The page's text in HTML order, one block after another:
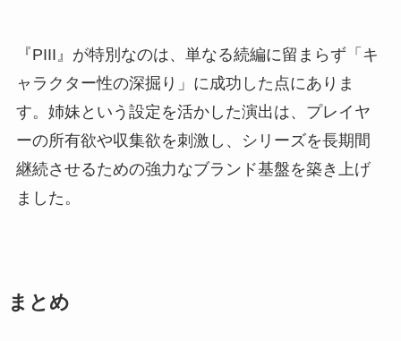
『PIII』が特別なのは、単なる続編に留まらず「キ
ャラクター性の深掘り」に成功した点にありま
す。姉妹という設定を活かした演出は、プレイヤ
ーの所有欲や収集欲を刺激し、シリーズを長期間
継続させるための強力なブランド基盤を築き上げ
ました。
まとめ